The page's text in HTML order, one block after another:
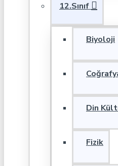
12.Sınıf
Biyoloji
Din
Fizik